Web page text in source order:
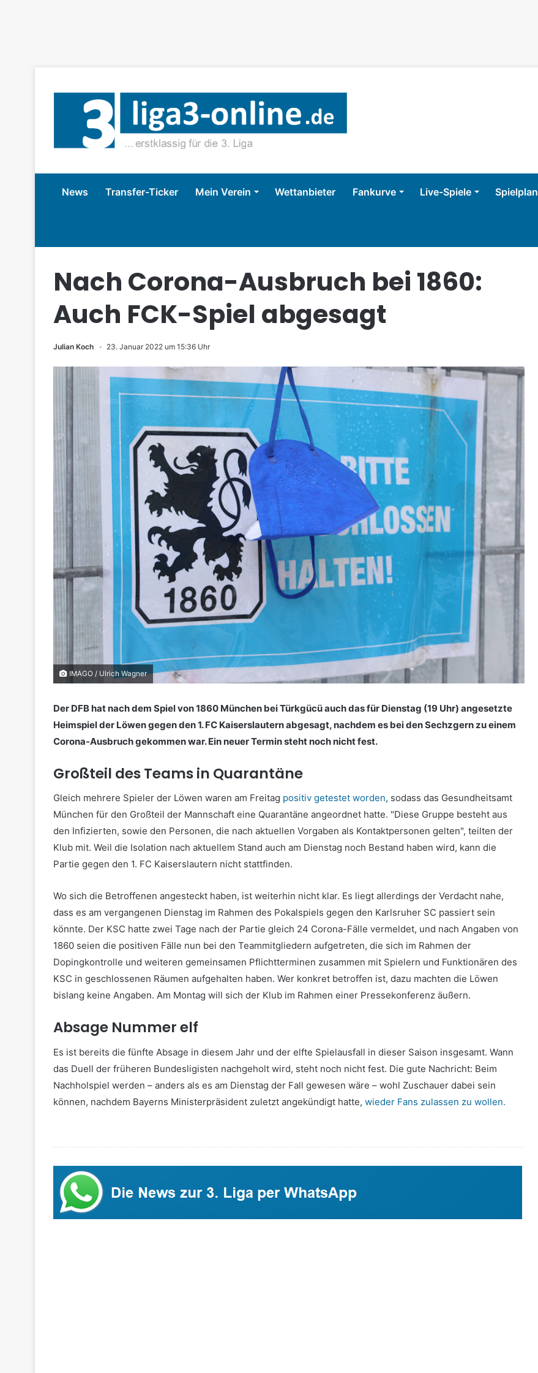
News Transfer-Ticker Mein Verein Wettanbieter Fankurve Live-Spiele Spielplan
Nach Corona-Ausbruch bei 1860:
Auch FCK-Spiel abgesagt
Julian Koch 23. Januar 2022 um 15:36 Uhr
IMAGO / Ulrich Wagner
Der DFB hat nach dem Spiel von 1860 München bei Türkgücü auch das für Dienstag (19 Uhr) angesetzte
Heimspiel der Löwen gegen den 1. FC Kaiserslautern abgesagt, nachdem es bei den Sechzgern zu einem
Corona-Ausbruch gekommen war. Ein neuer Termin steht noch nicht fest.
Großteil des Teams in Quarantäne
Gleich mehrere Spieler der Löwen waren am Freitag positiv getestet worden, sodass das Gesundheitsamt
München für den Großteil der Mannschaft eine Quarantäne angeordnet hatte. "Diese Gruppe besteht aus
den Infizierten, sowie den Personen, die nach aktuellen Vorgaben als Kontaktpersonen gelten", teilten der
Klub mit. Weil die Isolation nach aktuellem Stand auch am Dienstag noch Bestand haben wird, kann die
Partie gegen den 1. FC Kaiserslautern nicht stattfinden.
Wo sich die Betroffenen angesteckt haben, ist weiterhin nicht klar. Es liegt allerdings der Verdacht nahe,
dass es am vergangenen Dienstag im Rahmen des Pokalspiels gegen den Karlsruher SC passiert sein
könnte. Der KSC hatte zwei Tage nach der Partie gleich 24 Corona-Fälle vermeldet, und nach Angaben von
1860 seien die positiven Fälle nun bei den Teammitgliedern aufgetreten, die sich im Rahmen der
Dopingkontrolle und weiteren gemeinsamen Pflichtterminen zusammen mit Spielern und Funktionären des
KSC in geschlossenen Räumen aufgehalten haben. Wer konkret betroffen ist, dazu machten die Löwen
bislang keine Angaben. Am Montag will sich der Klub im Rahmen einer Pressekonferenz äußern.
Absage Nummer elf
Es ist bereits die fünfte Absage in diesem Jahr und der elfte Spielausfall in dieser Saison insgesamt. Wann
das Duell der früheren Bundesligisten nachgeholt wird, steht noch nicht fest. Die gute Nachricht: Beim
Nachholspiel werden – anders als es am Dienstag der Fall gewesen wäre – wohl Zuschauer dabei sein
können, nachdem Bayerns Ministerpräsident zuletzt angekündigt hatte, wieder Fans zulassen zu wollen.